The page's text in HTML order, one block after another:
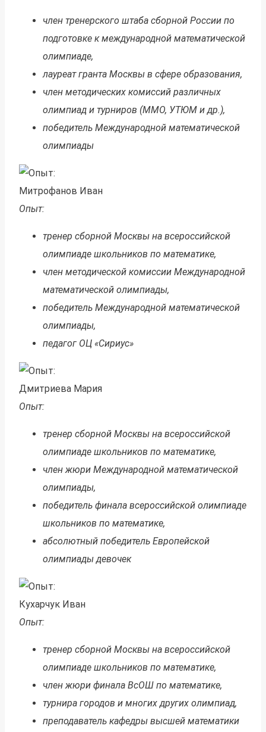
член тренерского штаба сборной России по
подготовке к международной математической
олимпиаде,
лауреат гранта Москвы в сфере образования,
член методических комиссий различных
олимпиад и турниров (ММО, УТЮМ и др.),
победитель Международной математической
олимпиады
Митрофанов Иван
Опыт:
тренер сборной Москвы на всероссийской
олимпиаде школьников по математике,
член методической комиссии Международной
математической олимпиады,
победитель Международной математической
олимпиады,
педагог ОЦ «Сириус»
Дмитриева Мария
Опыт:
тренер сборной Москвы на всероссийской
олимпиаде школьников по математике,
член жюри Международной математической
олимпиады,
победитель финала всероссийской олимпиаде
школьников по математике,
абсолютный победитель Европейской
олимпиады девочек
Кухарчук Иван
Опыт:
тренер сборной Москвы на всероссийской
олимпиаде школьников по математике,
член жюри финала ВсОШ по математике,
турнира городов и многих других олимпиад,
преподаватель кафедры высшей математики